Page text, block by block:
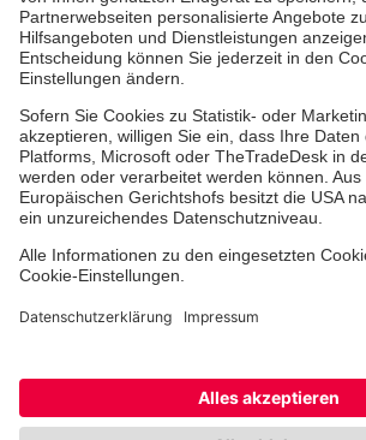
Jobs & Ehrenamt
Freiwilligendienst
Spendenprojekte
Johanniter-Jugend
Einrichtungen
Cookie-Einstellungen Datenschutz